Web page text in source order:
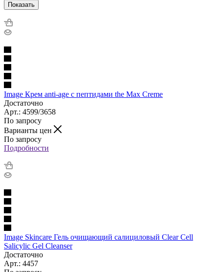
Показать
Image Крем anti-age с пептидами the Max Creme
Достаточно
Арт.: 4599/3658
По запросу
Варианты цен
По запросу
Подробности
Image Skincare Гель очищающий салициловый Clear Cell
Salicylic Gel Cleanser
Достаточно
Арт.: 4457